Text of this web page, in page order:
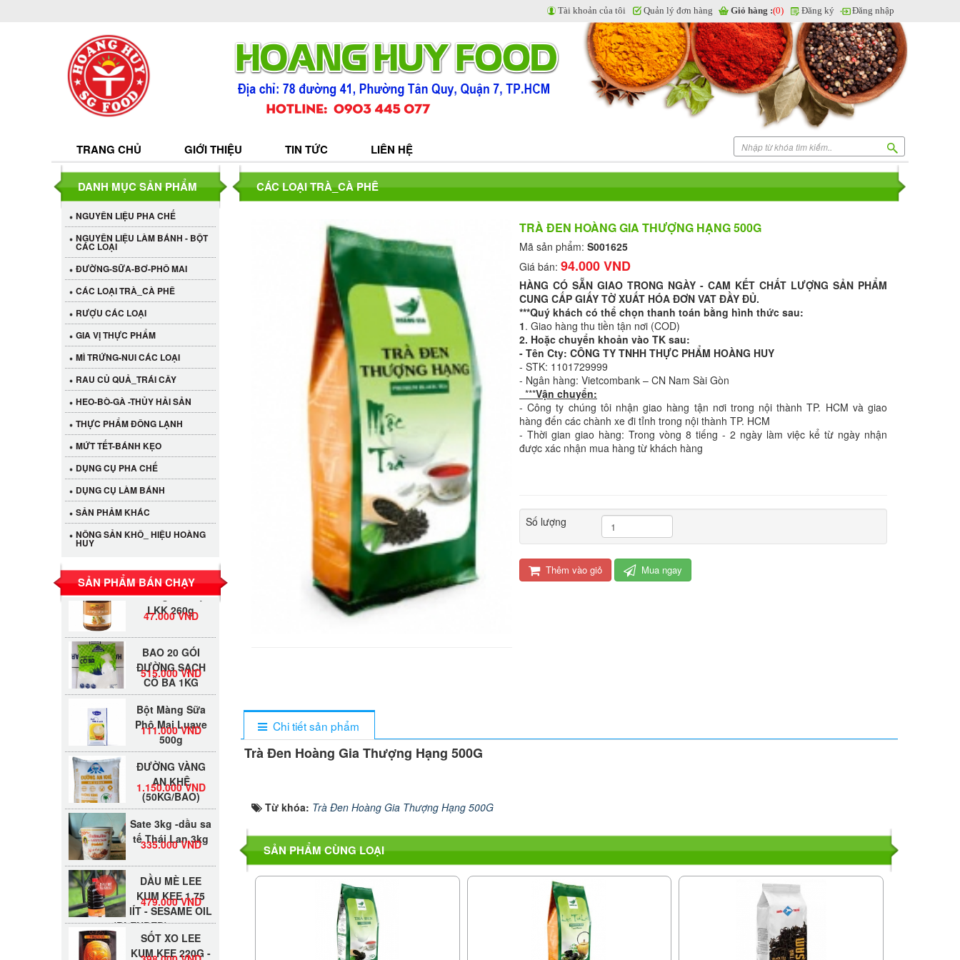
TRANG CHỦ GIỚI THIỆU TIN TỨC LIÊN HỆ
Tài khoản của tôi Quản lý đơn hàng Giỏ hàng :(0) Đăng ký Đăng nhập
CÁC LOẠI TRÀ_CÀ PHÊ
TRÀ ĐEN HOÀNG GIA THƯỢNG HẠNG 500G
Mã sản phẩm: S001625
Giá bán: 94.000 VND
HÀNG CÓ SẴN GIAO TRONG NGÀY - CAM KẾT CHẤT LƯỢNG SẢN PHẨM
CUNG CẤP GIẤY TỜ XUẤT HÓA ĐƠN VAT ĐẦY ĐỦ.
***Quý khách có thể chọn thanh toán bằng hình thức sau:
1. Giao hàng thu tiền tận nơi (COD)
2. Hoặc chuyển khoản vào TK sau:
- Tên Cty: CÔNG TY TNHH THỰC PHẨM HOÀNG HUY
- STK: 1101729999
- Ngân hàng: Vietcombank – CN Nam Sài Gòn
***Vận chuyển:
- Công ty chúng tôi nhận giao hàng tận nơi trong nội thành TP. HCM và giao
hàng đến các chành xe đi tỉnh trong nội thành TP. HCM
- Thời gian giao hàng: Trong vòng 8 tiếng - 2 ngày làm việc kể từ ngày nhận
được xác nhận mua hàng từ khách hàng
Số lượng
Thêm vào giỏ Mua ngay
Chi tiết sản phẩm
Trà Đen Hoàng Gia Thượng Hạng 500G
Từ khóa: Trà Đen Hoàng Gia Thượng Hạng 500G
SẢN PHẨM CÙNG LOẠI
DANH MỤC SẢN PHẨM
NGUYÊN LIỆU PHA CHẾ
NGUYÊN LIỆU LÀM BÁNH - BỘT
CÁC LOẠI
ĐƯỜNG-SỮA-BƠ-PHÔ MAI
CÁC LOẠI TRÀ_CÀ PHÊ
RƯỢU CÁC LOẠI
GIA VỊ THỰC PHẨM
MÌ TRỨNG-NUI CÁC LOẠI
RAU CỦ QUẢ_TRÁI CÂY
HEO-BÒ-GÀ -THỦY HẢI SẢN
THỰC PHẨM ĐÔNG LẠNH
MỨT TẾT-BÁNH KẸO
DỤNG CỤ PHA CHẾ
DỤNG CỤ LÀM BÁNH
SẢN PHẢM KHÁC
NÔNG SẢN KHÔ_ HIỆU HOÀNG
HUY
SẢN PHẨM BÁN CHẠY
Cần Tây Đà Lạt
40.000 VND
LỐC 12 HỦ
Tương xí muội
Tương xí muội
LKK 260g
47.000 VND
BAO 20 GÓI
ĐƯỜNG SẠCH
CÔ BA 1KG
515.000 VND
Bột Màng Sữa
Phô Mai Luave
500g
111.000 VND
ĐƯỜNG VÀNG
AN KHÊ
(50KG/BAO)
1.150.000 VND
Sate 3kg -dầu sa
tế Thái Lan 3kg
335.000 VND
DẦU MÈ LEE
KUM KEE 1.75
lÍT - SESAME OIL
(BLENDED)
479.000 VND
SỐT XO LEE
KUM KEE 220G -
TƯƠNG SÒ ĐIỆP
398.000 VND